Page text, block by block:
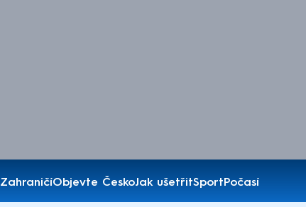
ZahraničíObjevte ČeskoJak ušetřitSportPočasí